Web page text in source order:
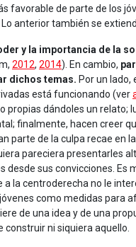
favorable de parte de los
anterior también se
y la importancia de la
2012, 2014). En cambio,
dichos temas. Por un lado,
está funcionando (ver
dándoles un relato;
finalmente, hacen creer
parte de la culpa recae en
pareciera presentarles
sus convicciones. Es
la centroderecha no le
como medidas para
de una idea y de una
construir ni siquiera aquello.